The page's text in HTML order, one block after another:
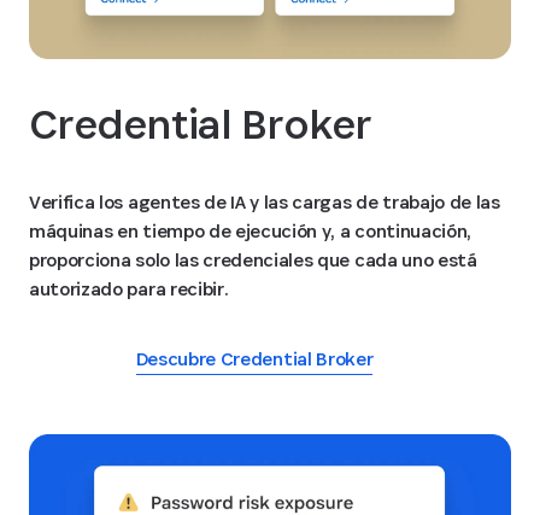
Credential Broker
Verifica los agentes de IA y las cargas de trabajo de las
máquinas en tiempo de ejecución y, a continuación,
proporciona solo las credenciales que cada uno está
autorizado para recibir.
Descubre Credential Broker